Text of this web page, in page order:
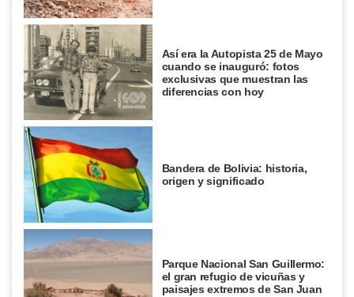
Así era la Autopista 25 de Mayo
cuando se inauguró: fotos
exclusivas que muestran las
diferencias con hoy
Bandera de Bolivia: historia,
origen y significado
Parque Nacional San Guillermo:
el gran refugio de vicuñas y
paisajes extremos de San Juan